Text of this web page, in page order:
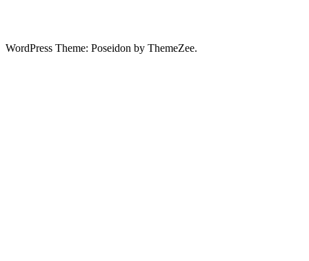
WordPress Theme: Poseidon by ThemeZee.